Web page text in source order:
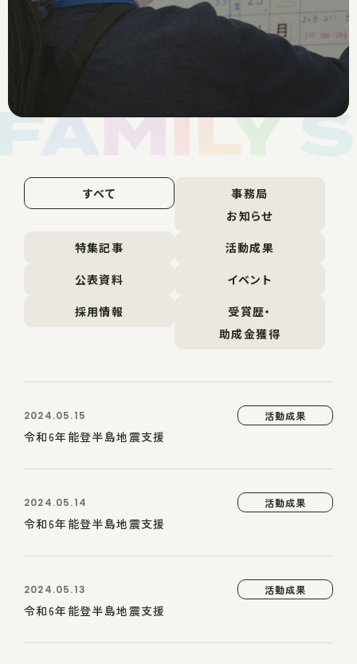
すべて
事務局
お知らせ
特集記事
活動成果
公表資料
イベント
採用情報
受賞歴・
助成金獲得
2024.05.15 活動成果
令和6年能登半島地震支援
2024.05.14 活動成果
令和6年能登半島地震支援
2024.05.13 活動成果
令和6年能登半島地震支援